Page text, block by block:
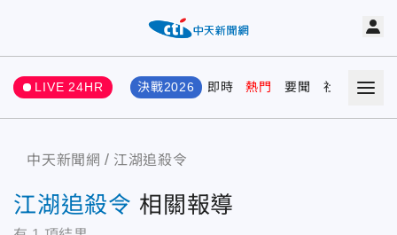
LIVE 24HR 決戰2026 即時 熱門 要聞 社會 娛樂
中天新聞網 江湖追殺令
江湖追殺令 相關報導